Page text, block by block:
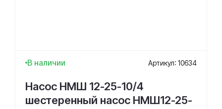
В наличии Артикул: 10634
Насос НМШ 12-25-10/4
шестеренный насос НМШ12-25-